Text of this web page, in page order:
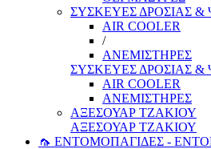
ΣΥΣΚΕΥΕΣ ΔΡΟΣΙΑΣ &
AIR COOLER
/
ΑΝΕΜΙΣΤΗΡΕΣ
ΣΥΣΚΕΥΕΣ ΔΡΟΣΙΑΣ &
AIR COOLER
ΑΝΕΜΙΣΤΗΡΕΣ
ΑΞΕΣΟΥΑΡ ΤΖΑΚΙΟΥ
ΑΞΕΣΟΥΑΡ ΤΖΑΚΙΟΥ
🦟 ΕΝΤΟΜΟΠΑΓΙΔΕΣ -